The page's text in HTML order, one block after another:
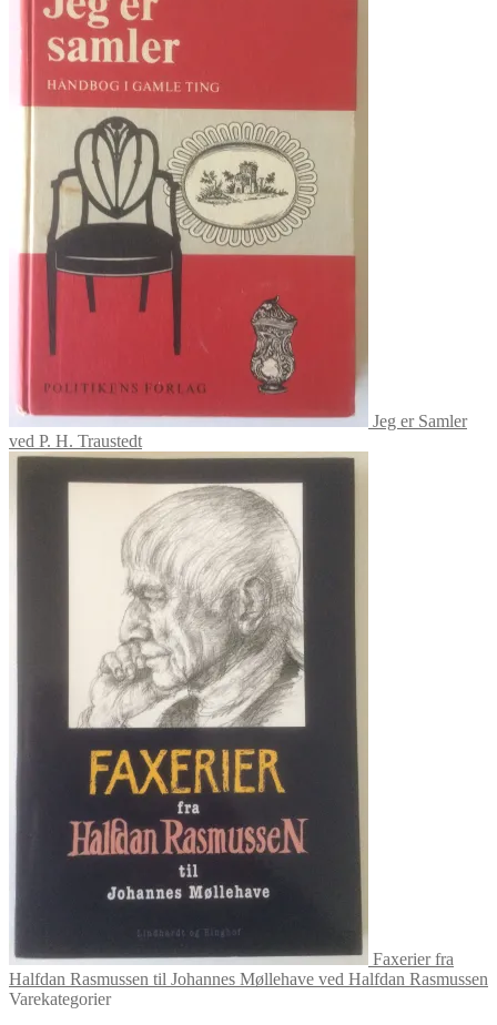
Jeg er Samler
ved P. H. Traustedt
Faxerier fra
Halfdan Rasmussen til Johannes Møllehave ved Halfdan Rasmussen
Varekategorier